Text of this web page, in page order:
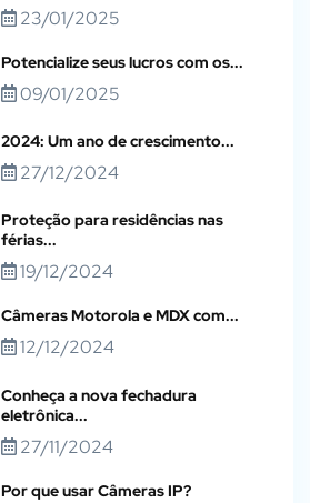
23/01/2025
Potencialize seus lucros com os...
09/01/2025
2024: Um ano de crescimento...
27/12/2024
Proteção para residências nas
férias...
19/12/2024
Câmeras Motorola e MDX com...
12/12/2024
Conheça a nova fechadura
eletrônica...
27/11/2024
Por que usar Câmeras IP?